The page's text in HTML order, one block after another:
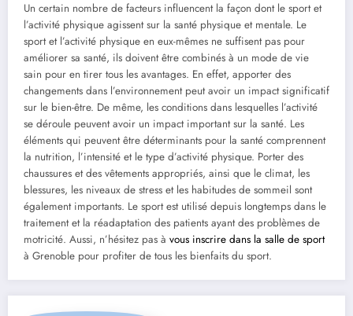
Un certain nombre de facteurs influencent la façon dont le sport et
l’activité physique agissent sur la santé physique et mentale. Le
sport et l’activité physique en eux-mêmes ne suffisent pas pour
améliorer sa santé, ils doivent être combinés à un mode de vie
sain pour en tirer tous les avantages. En effet, apporter des
changements dans l’environnement peut avoir un impact significatif
sur le bien-être. De même, les conditions dans lesquelles l’activité
se déroule peuvent avoir un impact important sur la santé. Les
éléments qui peuvent être déterminants pour la santé comprennent
la nutrition, l’intensité et le type d’activité physique. Porter des
chaussures et des vêtements appropriés, ainsi que le climat, les
blessures, les niveaux de stress et les habitudes de sommeil sont
également importants. Le sport est utilisé depuis longtemps dans le
traitement et la réadaptation des patients ayant des problèmes de
motricité. Aussi, n’hésitez pas à vous inscrire dans la salle de sport
à Grenoble pour profiter de tous les bienfaits du sport.